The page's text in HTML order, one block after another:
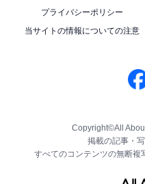
プライバシーポリシー
当サイトの情報についての注意
Copyright©All
掲載の記事・
すべてのコンテンツの無断複